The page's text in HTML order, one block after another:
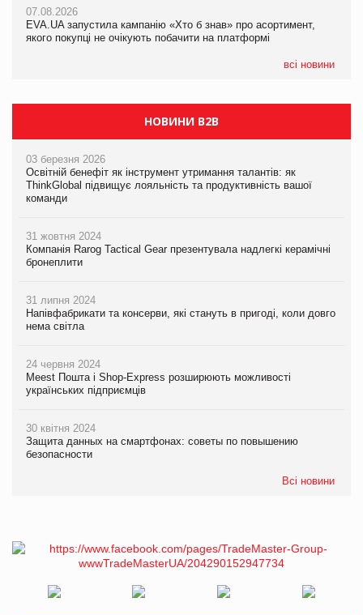
07.08.2026
EVA.UA запустила кампанію «Хто б знав» про асортимент,
якого покупці не очікують побачити на платформі
всі новини
НОВИНИ B2B
03 березня 2026
Освітній бенефіт як інструмент утримання талантів: як
ThinkGlobal підвищує лояльність та продуктивність вашої
команди
31 жовтня 2024
Компанія Rarog Tactical Gear презентувала надлегкі керамічні
бронеплити
31 липня 2024
Напівфабрикати та консерви, які стануть в пригоді, коли довго
нема світла
24 червня 2024
Meest Пошта і Shop-Express розширюють можливості
українських підприємців
30 квітня 2024
Защита данных на смартфонах: советы по повышению
безопасности
Всі новини